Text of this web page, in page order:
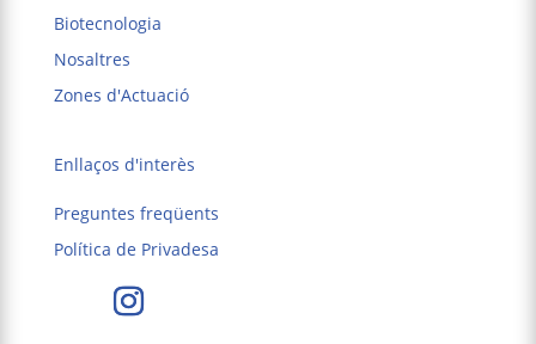
Biotecnologia
Nosaltres
Zones d'Actuació
Enllaços d'interès
Preguntes freqüents
Política de Privadesa